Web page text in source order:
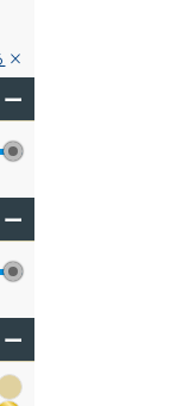
ー
ー
ー